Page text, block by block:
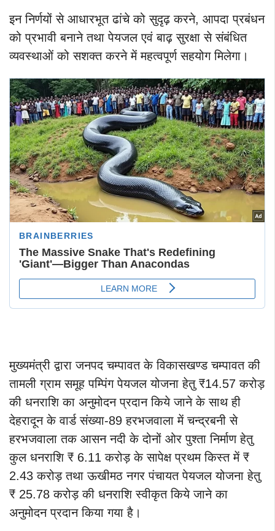
इन निर्णयों से आधारभूत ढांचे को सुदृढ़ करने, आपदा प्रबंधन
को प्रभावी बनाने तथा पेयजल एवं बाढ़ सुरक्षा से संबंधित
व्यवस्थाओं को सशक्त करने में महत्वपूर्ण सहयोग मिलेगा।
मुख्यमंत्री द्वारा जनपद चम्पावत के विकासखण्ड चम्पावत की
तामली ग्राम समूह पम्पिंग पेयजल योजना हेतु ₹14.57 करोड़
की धनराशि का अनुमोदन प्रदान किये जाने के साथ ही
देहरादून के वार्ड संख्या-89 हरभजवाला में चन्द्रबनी से
हरभजवाला तक आसन नदी के दोनों ओर पुश्ता निर्माण हेतु
कुल धनराशि ₹ 6.11 करोड़ के सापेक्ष प्रथम किस्त में ₹
2.43 करोड़ तथा ऊखीमठ नगर पंचायत पेयजल योजना हेतु
₹ 25.78 करोड़ की धनराशि स्वीकृत किये जाने का
अनुमोदन प्रदान किया गया है।